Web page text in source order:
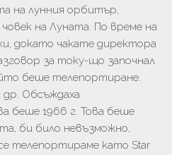
на лунния орбитър,
на Луната. По време на
докато чакате директора
за току-що започнал
беше телепортиране.
др. Обсъждаха
беше 1966 г. Това беше
би било невъзможно,
телепортираме като Star